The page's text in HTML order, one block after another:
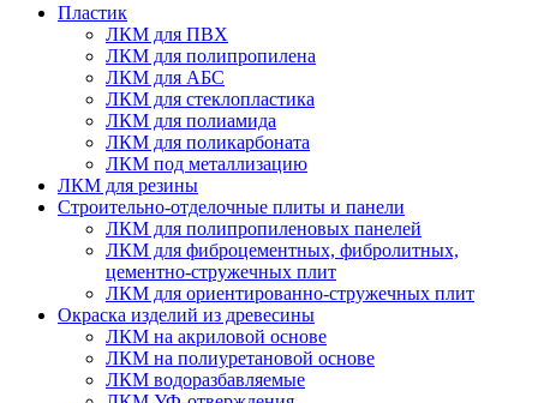
Пластик
ЛКМ для ПВХ
ЛКМ для полипропилена
ЛКМ для АБС
ЛКМ для стеклопластика
ЛКМ для полиамида
ЛКМ для поликарбоната
ЛКМ под металлизацию
ЛКМ для резины
Строительно-отделочные плиты и панели
ЛКМ для полипропиленовых панелей
ЛКМ для фиброцементных, фибролитных,
цементно-стружечных плит
ЛКМ для ориентированно-стружечных плит
Окраска изделий из древесины
ЛКМ на акриловой основе
ЛКМ на полиуретановой основе
ЛКМ водоразбавляемые